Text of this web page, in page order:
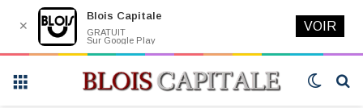
Switch
✕
Blois Capitale
GRATUIT
Sur Google Play
VOIR